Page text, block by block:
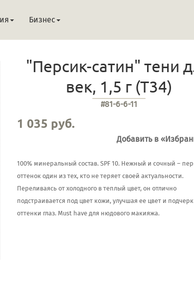
Бизнес
"Персик-сатин" тени
век, 1,5 г (Т34)
#81-6-6-11
1 035 руб.
Добавить в
100% минеральный состав. SPF 10. Нежный и сочный –
оттенок один из тех, кто не теряет своей актуальности.
Переливаясь от холодного в теплый цвет, он отлично
подстраивается под цвет кожи, улучшая ее цвет и
оттенки глаз. Must have для нюдового макияжа.